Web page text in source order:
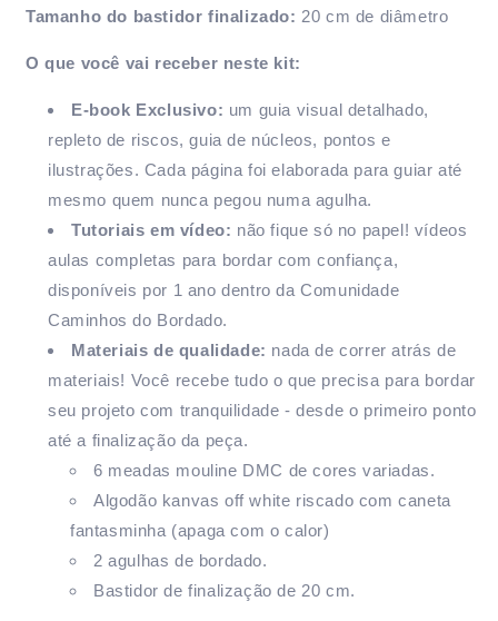
Tamanho do bastidor finalizado: 20 cm de diâmetro
O que você vai receber neste kit:
E-book Exclusivo: um guia visual detalhado,
repleto de riscos, guia de núcleos, pontos e
ilustrações. Cada página foi elaborada para guiar até
mesmo quem nunca pegou numa agulha.
Tutoriais em vídeo: não fique só no papel! vídeos
aulas completas para bordar com confiança,
disponíveis por 1 ano dentro da Comunidade
Caminhos do Bordado.
Materiais de qualidade: nada de correr atrás de
materiais! Você recebe tudo o que precisa para bordar
seu projeto com tranquilidade - desde o primeiro ponto
até a finalização da peça.
6 meadas mouline DMC de cores variadas.
Algodão kanvas off white riscado com caneta
fantasminha (apaga com o calor)
2 agulhas de bordado.
Bastidor de finalização de 20 cm.